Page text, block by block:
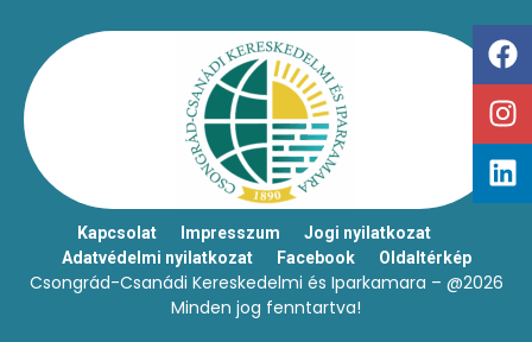
Kapcsolat Impresszum
Jogi nyilatkozat
Adatvédelmi nyilatkozat
Facebook Oldaltérkép
Csongrád-Csanádi Kereskedelmi és Iparkamara – @2026
Minden jog fenntartva!